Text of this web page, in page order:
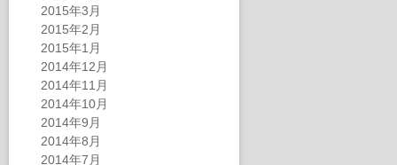
2015年3月
2015年2月
2015年1月
2014年12月
2014年11月
2014年10月
2014年9月
2014年8月
2014年7月